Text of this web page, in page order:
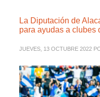
La Diputación de
para ayudas a clubes
JUEVES, 13 OCTUBRE 2022